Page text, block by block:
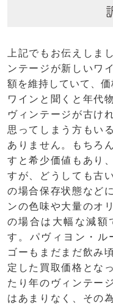
上記でもお伝えしま
ンテージが新しいワ
額を維持していて、価
ワインと聞くと年代
ヴィンテージが古け
思ってしまう方もい
ありません。もちろ
すと希少価値もあり
すが、どうしても古
の場合保存状態など
ンの色味や大量のオ
の場合は大幅な減額
す。パヴィヨン・ル
ゴーもまだまだ飲み
定した買取価格とな
たり年のヴィンテー
はあまりなく、その